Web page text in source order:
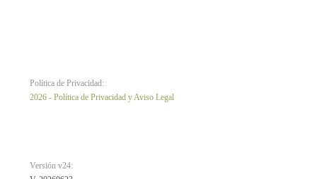
Política de Privacidad:
2026 - Política de Privacidad y Aviso Legal
Versión v24: